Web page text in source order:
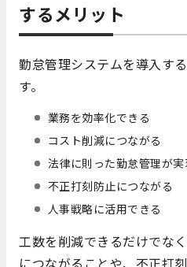
するメリット
勤怠管理システムを導入す
す。
業務を効率化できる
コスト削減につながる
法律に則った勤怠管理が実
不正打刻防止につながる
人事戦略に活用できる
工数を削減できるだけでな